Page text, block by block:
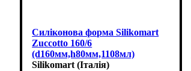
Силіконова форма Silikomart
Zuccotto 160/6
(d160мм,h80мм,1108мл)
Silikomart (Італія)